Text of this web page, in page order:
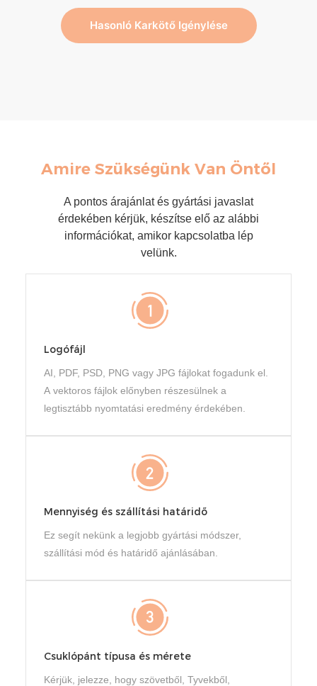
Hasonló Karkötő Igénylése
Amire Szükségünk Van Öntől
A pontos árajánlat és gyártási javaslat
érdekében kérjük, készítse elő az alábbi
információkat, amikor kapcsolatba lép
velünk.
Logófájl
AI, PDF, PSD, PNG vagy JPG fájlokat fogadunk el.
A vektoros fájlok előnyben részesülnek a
legtisztább nyomtatási eredmény érdekében.
Mennyiség és szállítási határidő
Ez segít nekünk a legjobb gyártási módszer,
szállítási mód és határidő ajánlásában.
Csuklópánt típusa és mérete
Kérjük, jelezze, hogy szövetből, Tyvekből,